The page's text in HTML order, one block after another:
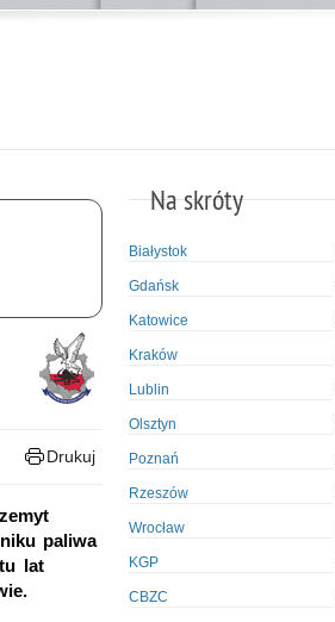
Drukuj
paliwa
lat
Na skróty
Białystok
Gdańsk
Katowice
Kraków
Lublin
Olsztyn
Poznań
Rzeszów
Wrocław
KGP
CBZC